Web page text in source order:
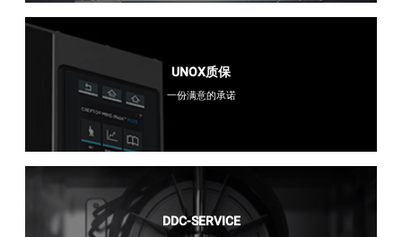
UNOX质保
一份满意的承诺
DDC-SERVICE